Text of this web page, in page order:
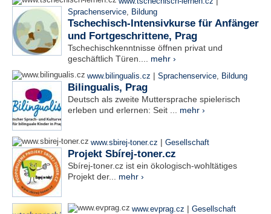
Sprachenservice, Bildung
Tschechisch-Intensivkurse für Anfänger
und Fortgeschrittene, Prag
Tschechischkenntnisse öffnen privat und
geschäftlich Türen.... mehr ›
www.bilingualis.cz | Sprachenservice, Bildung
Bilingualis, Prag
Deutsch als zweite Muttersprache spielerisch
erleben und erlernen: Seit ... mehr ›
www.sbirej-toner.cz | Gesellschaft
Projekt Sbírej-toner.cz
Sbírej-toner.cz ist ein ökologisch-wohltätiges
Projekt der... mehr ›
www.evprag.cz | Gesellschaft